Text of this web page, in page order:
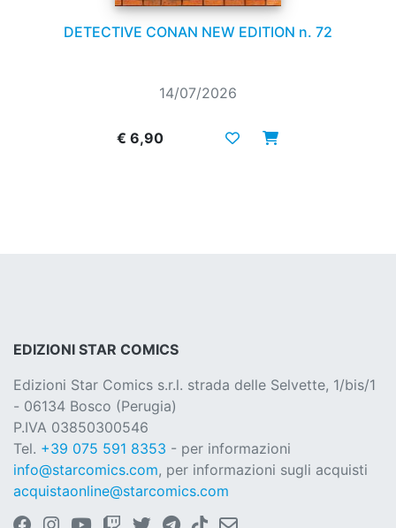
DETECTIVE CONAN NEW EDITION n. 72
14/07/2026
€ 6,90
EDIZIONI STAR COMICS
Edizioni Star Comics s.r.l. strada delle Selvette, 1/bis/1
- 06134 Bosco (Perugia)
P.IVA 03850300546
Tel. +39 075 591 8353 - per informazioni
info@starcomics.com, per informazioni sugli acquisti
acquistaonline@starcomics.com